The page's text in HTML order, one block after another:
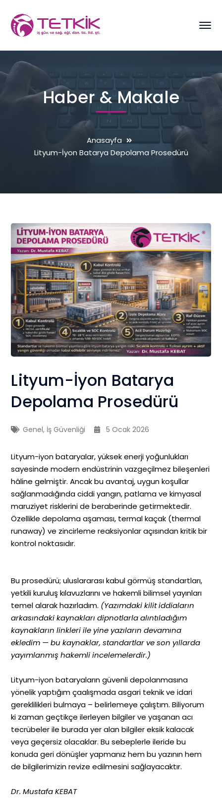
Haber & Makale
Anasayfa
Lityum-İyon Batarya Depolama Prosedürü
Lityum-İyon Batarya
Depolama Prosedürü
Genel, İş Güvenliği 5 Ocak 2026
Lityum-iyon bataryalar, yüksek enerji yoğunlukları
sayesinde modern endüstrinin vazgeçilmez bileşenleri
hâline gelmiştir. Ancak bu avantaj, uygun koşullar
sağlanmadığında ciddi yangın, patlama ve kimyasal
maruziyet risklerini de beraberinde getirmektedir.
Özellikle depolama aşaması, termal kaçak (thermal
runaway) ve zincirleme reaksiyonlar açısından kritik bir
kontrol noktasıdır.
Bu prosedürü; uluslararası kabul görmüş standartları,
yetkili kuruluş kılavuzlarını ve hakemli bilimsel yayınları
temel alarak hazırladım. (Yazımdaki kilit iddiaların
arkasındaki kaynakları dipnotlarla alıntıladığım
kaynakların linkleri ile yine yazıların devamına
ekledim — bu kaynaklar, standartlar ve son yıllarda
yayımlanmış hakemli incelemelerdir.)
Lityum-iyon bataryaların güvenli depolanmasına
yönelik yaptığım çaalışmada asgari teknik ve idari
gereklilikleri bulmaya – belirlemeye çalıştım. Biliyorum
ki zaman geçtikçe ilerleyen bilgiler ve yaşanan acı
tecrübeler ile burada yer alan bilgiler eksik kalacak
veya geçersiz olacaklar. Bu sebeplerle ileride bu
konuda geri dönüşler yapmanız hem bu yazının hem
de bilgilerimizin revize edilmesini sağlayacaktır.
Dr. Mustafa KEBAT